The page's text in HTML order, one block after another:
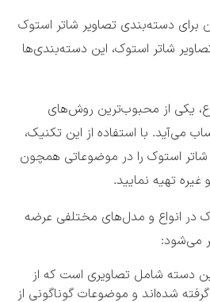
دسته‌بندی تصاویر شاتر استوک
شاتر استوک، این دسته‌بندی‌ها
یکی از محبوب‌ترین روش‌های
می‌آید. با استفاده از این تکنیک،
شاتر استوک را در موضوعاتی همچون
تهیه نمایید.
در انواع و مدل‌های مختلفی عرضه
می‌شود:
دسته شامل تصاویری است که از
شده‌اند و موضوعات گوناگونی از